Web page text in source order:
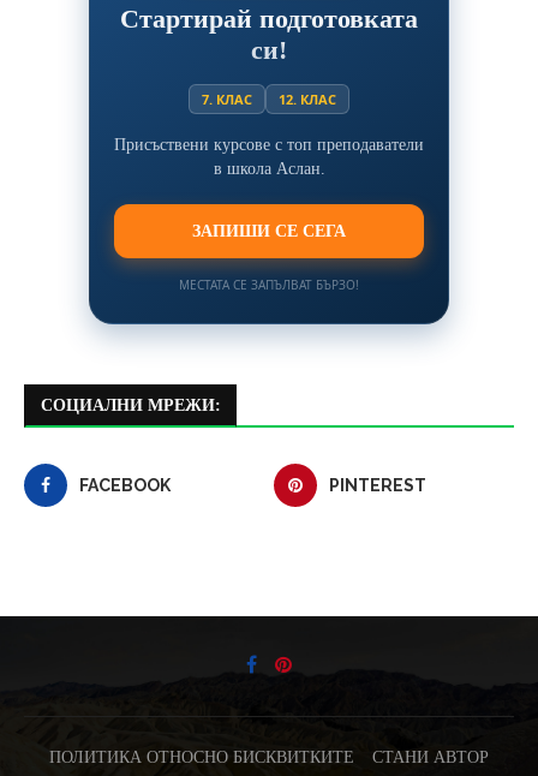
Стартирай подготовката
си!
7. КЛАС 12. КЛАС
Присъствени курсове с топ преподаватели
в школа Аслан.
ЗАПИШИ СЕ СЕГА
МЕСТАТА СЕ ЗАПЪЛВАТ БЪРЗО!
СОЦИАЛНИ МРЕЖИ:
FACEBOOK PINTEREST
ПОЛИТИКА ОТНОСНО БИСКВИТКИТЕ СТАНИ АВТОР